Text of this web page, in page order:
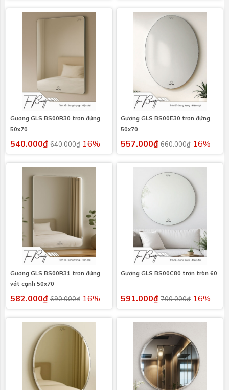
Gương GLS BS00R30 trơn đứng
50x70
540.000₫ 640.000₫ 16%
Gương GLS BS00E30 trơn đứng
50x70
557.000₫ 660.000₫ 16%
Gương GLS BS00R31 trơn đứng
vát cạnh 50x70
582.000₫ 690.000₫ 16%
Gương GLS BS00C80 trơn tròn 60
591.000₫ 700.000₫ 16%